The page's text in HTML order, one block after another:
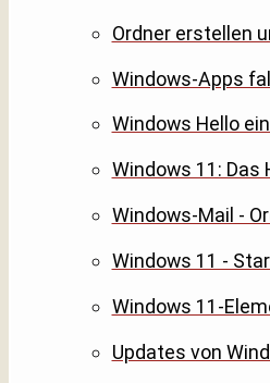
Ordner erstellen
Windows-Apps
Windows Hello
Windows 11: Das
Windows-Mail -
Windows 11 -
Windows 11-
Updates von